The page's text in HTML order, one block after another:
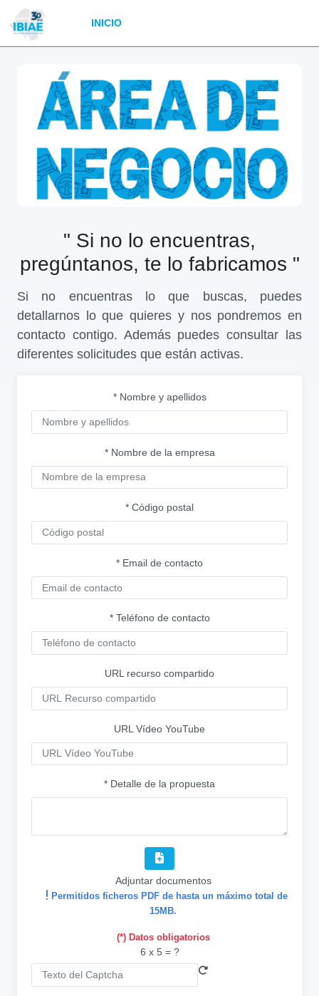
INICIO
" Si no lo encuentras,
pregúntanos, te lo fabricamos "
Si no encuentras lo que buscas, puedes
detallarnos lo que quieres y nos pondremos en
contacto contigo. Además puedes consultar las
diferentes solicitudes que están activas.
* Nombre y apellidos
* Nombre de la empresa
* Código postal
* Email de contacto
* Teléfono de contacto
URL recurso compartido
URL Vídeo YouTube
* Detalle de la propuesta
Adjuntar documentos
Permitidos ficheros PDF de hasta un máximo total de
15MB.
(*) Datos obligatorios
6 x 5 = ?